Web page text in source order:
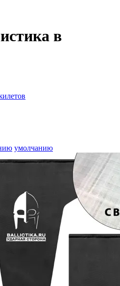
в
умолчанию